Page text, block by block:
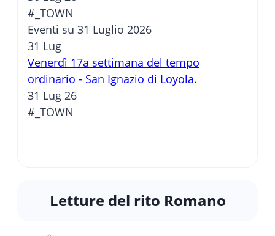
#_TOWN
Eventi su 31 Luglio 2026
31 Lug
Venerdì 17a settimana del tempo
ordinario - San Ignazio di Loyola.
31 Lug 26
#_TOWN
Letture del rito Romano